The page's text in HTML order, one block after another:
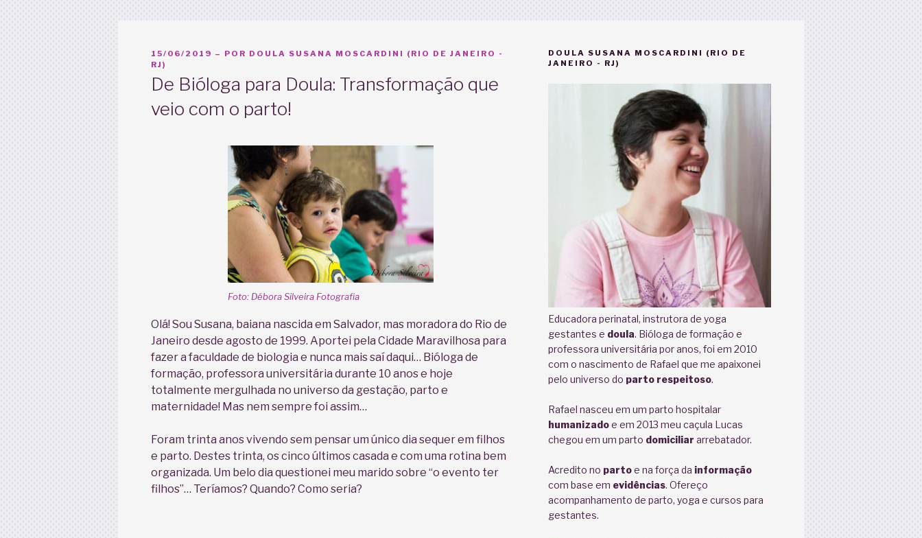
PUBLICADO
EM
15/06/2019 – POR DOULA SUSANA MOSCARDINI (RIO DE JANEIRO -
RJ)
De Bióloga para Doula: Transformação que
veio com o parto!
Foto: Débora Silveira Fotografia
Olá! Sou Susana, baiana nascida em Salvador, mas moradora do Rio de
Janeiro desde agosto de 1999. Aportei pela Cidade Maravilhosa para
fazer a faculdade de biologia e nunca mais saí daqui… Bióloga de
formação, professora universitária durante 10 anos e hoje
totalmente mergulhada no universo da gestação, parto e
maternidade! Mas nem sempre foi assim…
Foram trinta anos vivendo sem pensar um único dia sequer em filhos
e parto. Destes trinta, os cinco últimos casada e com uma rotina bem
organizada. Um belo dia questionei meu marido sobre “o evento ter
filhos”… Teríamos? Quando? Como seria?
DOULA SUSANA MOSCARDINI (RIO DE
JANEIRO - RJ)
Educadora perinatal, instrutora de yoga
gestantes e doula. Bióloga de formação e
professora universitária por anos, foi em 2010
com o nascimento de Rafael que me apaixonei
pelo universo do parto respeitoso.
Rafael nasceu em um parto hospitalar
humanizadoe em 2013 meu caçula Lucas
chegou em um parto domiciliar arrebatador.
Acredito no partoe na força da informação
com base em evidências. Ofereço
acompanhamento de parto, yoga e cursos para
gestantes.